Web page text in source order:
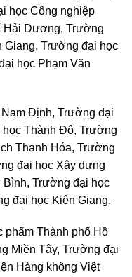
học Công nghiệp
Hải Dương, Trường
Giang, Trường đại học
học Phạm Văn
Định, Trường đại
học Thành Đô, Trường
Thanh Hóa, Trường
đại học Xây dựng
Bình, Trường đại học
đại học Kiên Giang.
Thành phố Hồ
Miền Tây, Trường đại
Hàng không Việt